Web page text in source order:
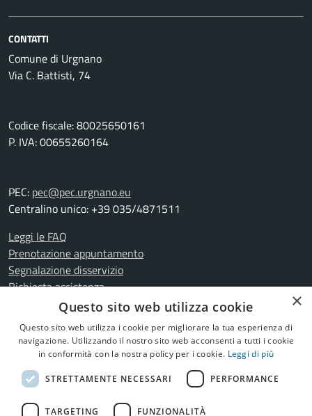
CONTATTI
Comune di Urgnano
Via C. Battisti, 74
Codice fiscale: 80025650161
P. IVA: 00655260164
PEC: pec@pec.urgnano.eu
Centralino unico: +39 035/4871511
Leggi le FAQ
Prenotazione appuntamento
Segnalazione disservizio
Richiesta assistenza
Amministrazione trasparente
Informativa privacy
Cookie Policy
Note legali
Dichiarazione di accessibilità
Meccanismo di feedback
Whistleblowing
×
Questo sito web utilizza cookie
Questo sito web utilizza i cookie per migliorare la tua esperienza di
navigazione. Utilizzando il nostro sito web acconsenti a tutti i cookie
in conformità con la nostra policy per i cookie. Leggi di più
STRETTAMENTE NECESSARI PERFORMANCE
TARGETING FUNZIONALITÀ